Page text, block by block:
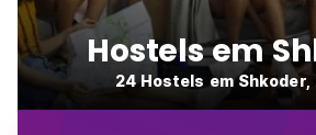
Hostels em
24 Hostels em Shkoder,